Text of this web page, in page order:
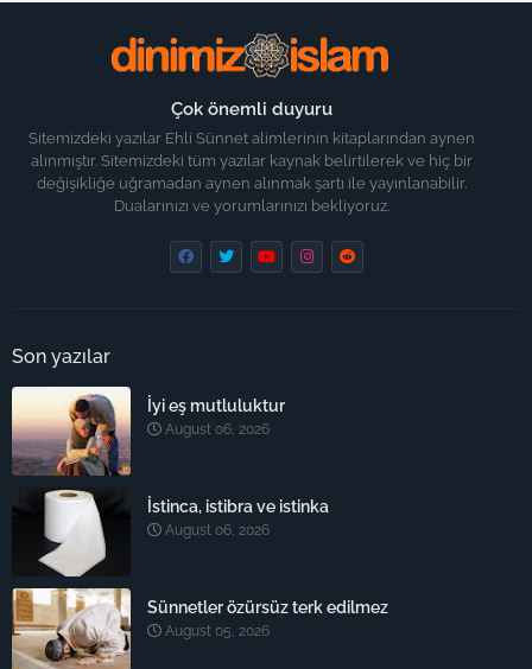
Çok önemli duyuru
Sitemizdeki yazılar Ehli Sünnet alimlerinin kitaplarından aynen
alınmıştır. Sitemizdeki tüm yazılar kaynak belirtilerek ve hiç bir
değişikliğe uğramadan aynen alınmak şartı ile yayınlanabilir.
Dualarınızı ve yorumlarınızı bekliyoruz.
Son yazılar
İyi eş mutluluktur
August 06, 2026
İstinca, istibra ve istinka
August 06, 2026
Sünnetler özürsüz terk edilmez
August 05, 2026